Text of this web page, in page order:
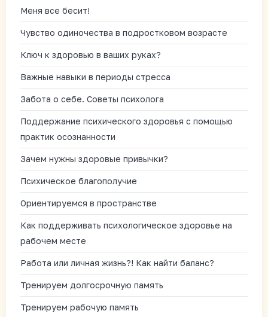
Меня все бесит!
Чувство одиночества в подростковом возрасте
Ключ к здоровью в ваших руках?
Важные навыки в периоды стресса
Забота о себе. Советы психолога
Поддержание психического здоровья с помощью
практик осознанности
Зачем нужны здоровые привычки?
Психическое благополучие
Ориентируемся в пространстве
Как поддерживать психологическое здоровье на
рабочем месте
Работа или личная жизнь?! Как найти баланс?
Тренируем долгосрочную память
Тренируем рабочую память